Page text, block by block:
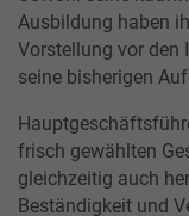
Ausbildung haben
Vorstellung vor den
seine bisherigen
frisch gewählten
gleichzeitig auch
Beständigkeit und